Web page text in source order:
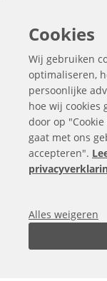
Ook
Cookies
Wij gebruiken
optimaliseren,
persoonlijke
hoe wij cookies
door op
gaat met ons
accepteren".
Alles weigeren